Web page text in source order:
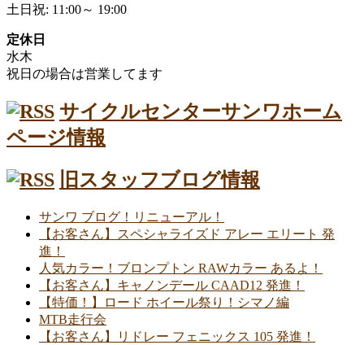
土日祝: 11:00～ 19:00
定休日
水木
祝日の場合は営業してます
サイクルセンターサンワホーム
ページ情報
旧スタッフブログ情報
サンワ ブログ！リニューアル！
【お客さん】スペシャライズド アレー エリート 発
進！
人気カラー！ブロンプトン RAWカラー あるよ！
【お客さん】キャノンデール CAAD12 発進！
【特価！】ロード ホイール祭り！シマノ編
MTB走行会
【お客さん】リドレー フェニックス 105 発進！